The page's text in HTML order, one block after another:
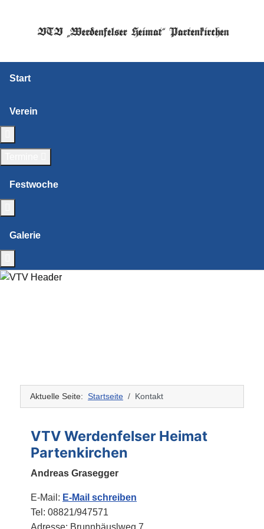
Start
Verein
Festwoche
Galerie
Aktuelle Seite: Startseite Kontakt
VTV Werdenfelser Heimat
Partenkirchen
Andreas Grasegger
E-Mail: E-Mail schreiben
Tel: 08821/947571